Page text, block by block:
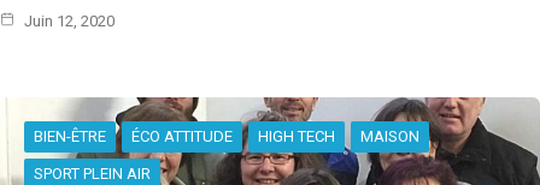
Juin 12, 2020
BIEN-ÊTRE ÉCO ATTITUDE HIGH TECH MAISON
SPORT PLEIN AIR